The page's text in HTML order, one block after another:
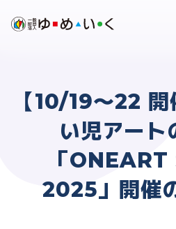
【10/19〜22
い児アート
「
2025」開催